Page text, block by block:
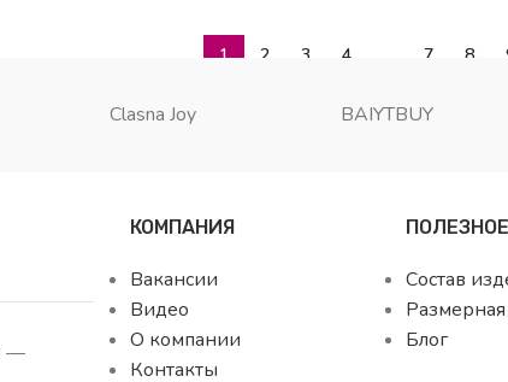
1 2 3 4 7 8
Clasna Joy BAIYTBUY
—
КОМПАНИЯ
Вакансии
Видео
О компании
Контакты
ПОЛЕЗНОЕ
Состав
Размерная
Блог